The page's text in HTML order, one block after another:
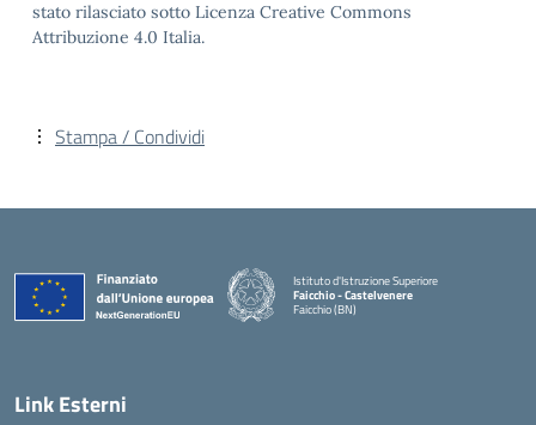
stato rilasciato sotto Licenza Creative Commons
Attribuzione 4.0 Italia.
Stampa / Condividi
Istituto d'Istruzione Superiore
Faicchio - Castelvenere
Faicchio (BN)
Link Esterni